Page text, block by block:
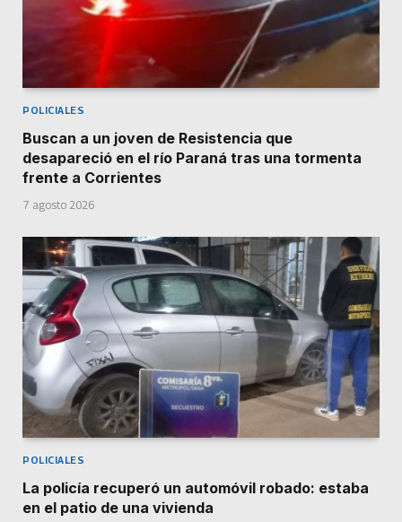
POLICIALES
Buscan a un joven de Resistencia que
desapareció en el río Paraná tras una tormenta
frente a Corrientes
7 agosto 2026
POLICIALES
La policía recuperó un automóvil robado: estaba
en el patio de una vivienda